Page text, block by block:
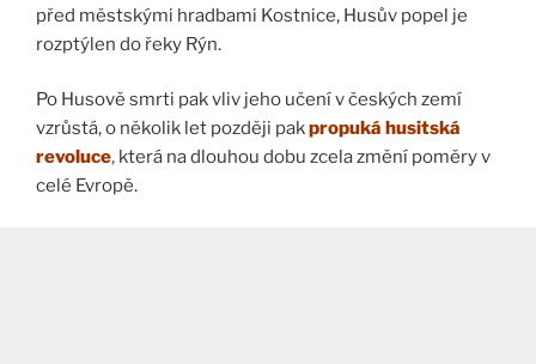
před městskými hradbami Kostnice, Husův popel je
rozptýlen do řeky Rýn.
Po Husově smrti pak vliv jeho učení v českých zemí
vzrůstá, o několik let později pakpropuká husitská
revoluce, která na dlouhou dobu zcela změní poměry v
celé Evropě.